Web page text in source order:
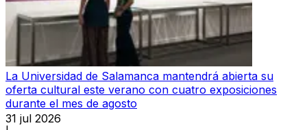
La Universidad de Salamanca mantendrá abierta su
oferta cultural este verano con cuatro exposiciones
durante el mes de agosto
31 jul 2026